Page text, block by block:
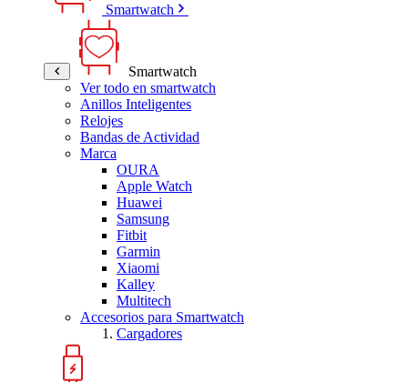
Smartwatch
Smartwatch
Ver todo en smartwatch
Anillos Inteligentes
Relojes
Bandas de Actividad
Marca
OURA
Apple Watch
Huawei
Samsung
Fitbit
Garmin
Xiaomi
Kalley
Multitech
Accesorios para Smartwatch
Cargadores